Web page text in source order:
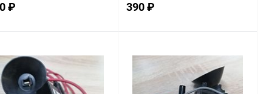
₽
В корзину
390 ₽
В корзину